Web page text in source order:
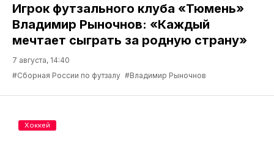
Игрок футзального клуба «Тюмень»
Владимир Рыночнов: «Каждый
мечтает сыграть за родную страну»
7 августа, 14:40
#Сборная России по футзалу #Владимир Рыночнов
Хоккей